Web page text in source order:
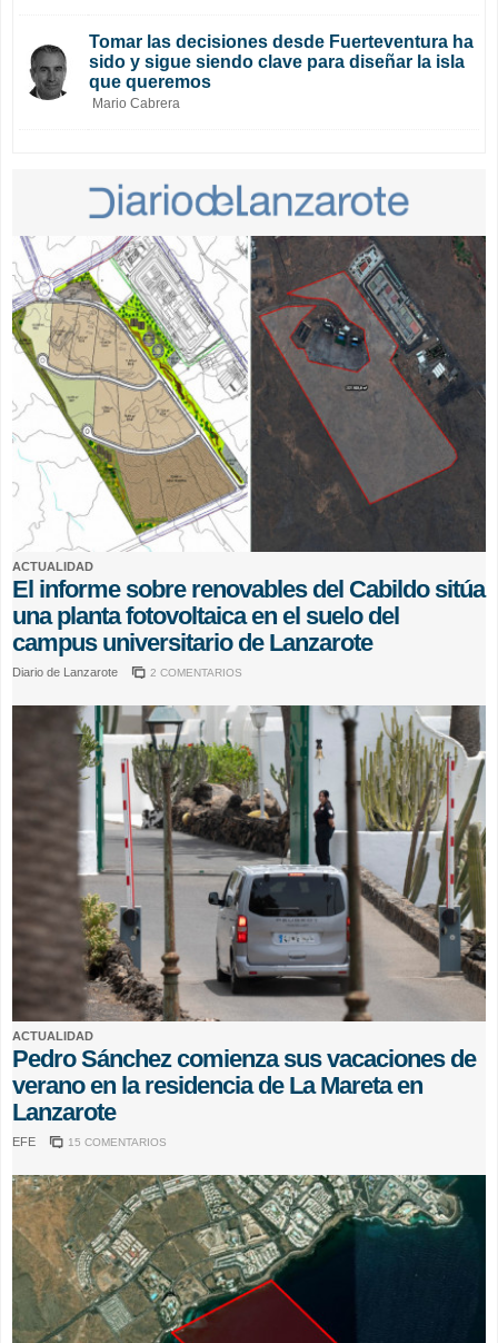
Tomar las decisiones desde Fuerteventura ha
sido y sigue siendo clave para diseñar la isla
que queremos
Mario Cabrera
ACTUALIDAD
El informe sobre renovables del Cabildo sitúa
una planta fotovoltaica en el suelo del
campus universitario de Lanzarote
Diario de Lanzarote 2 COMENTARIOS
ACTUALIDAD
Pedro Sánchez comienza sus vacaciones de
verano en la residencia de La Mareta en
Lanzarote
EFE 15 COMENTARIOS